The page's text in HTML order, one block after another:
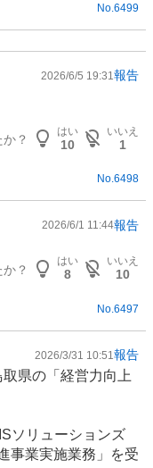
No. 6499
2026/6/5 19:31 報告
？
はい
10
いいえ
1
No.6498
2026/6/1 11:44報告
？
はい
8
いいえ
10
No. 6497
2026/3/31 10:51 報告
県の「経営力向上
ソリューションズ
事業実施業務」を受